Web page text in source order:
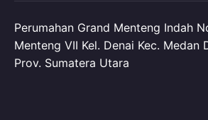
Perumahan Grand Menteng Indah
Menteng VII Kel. Denai Kec. Medan
Prov. Sumatera Utara